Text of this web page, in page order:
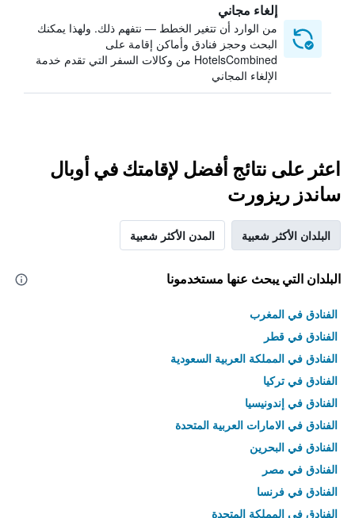
إلغاء مجاني
من الوارد أن تتغير الخطط — نتفهم ذلك. ولهذا يمكنك
البحث وحجز فنادق وأماكن إقامة على
HotelsCombined من وكالات السفر التي تقدم خدمة
الإلغاء المجاني
اعثر على نتائج أفضل لإقامتك في أوبال
ساندز ريزورت
البلدان الأكثر شعبية المدن الأكثر شعبية
البلدان التي يبحث عنها مستخدمونا
الفنادق في المغرب
الفنادق في قطر
الفنادق في المملكة العربية السعودية
الفنادق في تركيا
الفنادق في إندونيسيا
الفنادق في الامارات العربية المتحدة
الفنادق في البحرين
الفنادق في مصر
الفنادق في فرنسا
الفنادق في المملكة المتحدة